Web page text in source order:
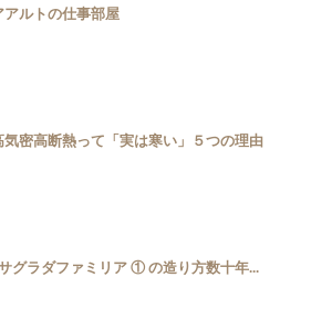
アルトの仕事部屋
気密高断熱って「実は寒い」５つの理由
グラダファミリア ① の造り方数十年...